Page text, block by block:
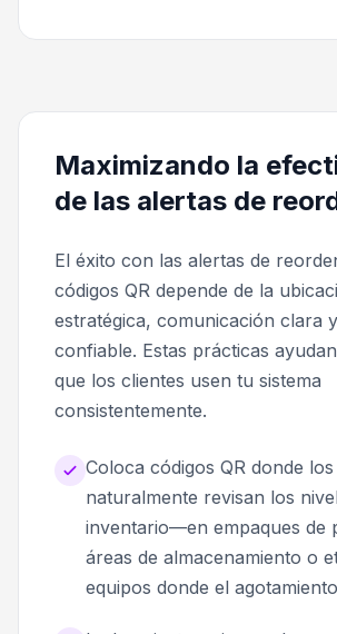
Maximizando la
de las alertas de
El éxito con las alertas de
códigos QR depende de la
estratégica, comunicación clara
confiable. Estas prácticas
que los clientes usen tu sistema
consistentemente.
Coloca códigos QR donde
naturalmente revisan los
inventario—en empaques de
áreas de almacenamiento o
equipos donde el